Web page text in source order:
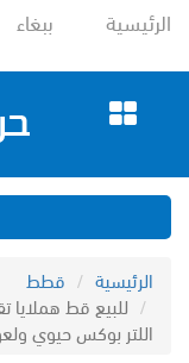
الرئيسية ببغاء
الرئيسية
قطط
للبيع قط
اللتر بوكس حيوي ولعوب ذكر